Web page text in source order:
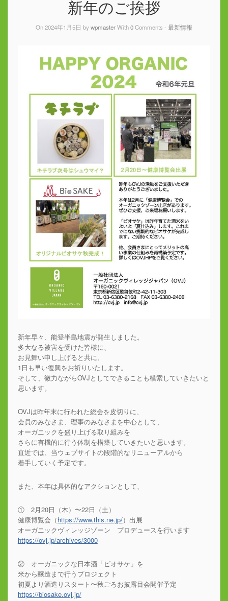
新年のご挨拶
On 2024年1月5日 bywpmasterWith0Comments - 最新情報
新年早々、能登半島地震が発生しました。
多大なる被害を受けた皆様に、
お見舞い申し上げると共に、
1日も早い復興をお祈りいたします。
そして、微力ながらOVJとしてできることも模索していきたいと
思います。
OVJは昨年末に行われた総会を皮切りに、
会員のみなさま、理事のみなさまを中心として、
オーガニックを盛り上げる取り組みを
さらに有機的に行う体制を構築していきたいと思います。
直近では、当ウェブサイトの段階的なリニューアルから
着手していく予定です。
また、本年は具体的なアクションとして、
① 2月20日（木）〜22日（土）
健康博覧会（https://www.this.ne.jp/）出展
オーガニックヴィレッジゾーン プロデュースを行います
https://ovj.jp/archives/3000
② オーガニックな日本酒「ビオサケ」を
米から醸造まで行うプロジェクト
初夏より酒造りスタート〜秋ごろお披露目会開催予定
https://biosake.ovj.jp/